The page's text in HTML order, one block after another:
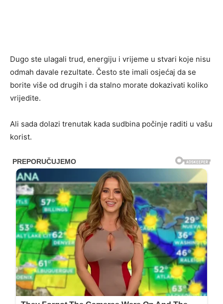
Dugo ste ulagali trud, energiju i vrijeme u stvari koje nisu
odmah davale rezultate. Često ste imali osjećaj da se
borite više od drugih i da stalno morate dokazivati koliko
vrijedite.
Ali sada dolazi trenutak kada sudbina počinje raditi u vašu
korist.